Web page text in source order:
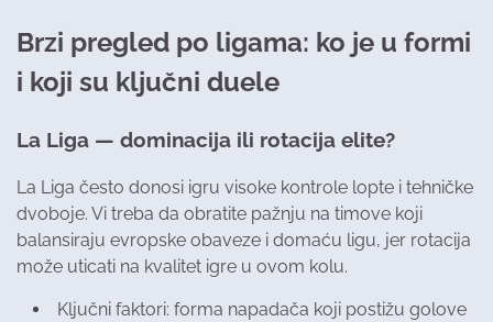
Brzi pregled po ligama: ko je u formi
i koji su ključni duele
La Liga — dominacija ili rotacija elite?
La Liga često donosi igru visoke kontrole lopte i tehničke
dvoboje. Vi treba da obratite pažnju na timove koji
balansiraju evropske obaveze i domaću ligu, jer rotacija
može uticati na kvalitet igre u ovom kolu.
Ključni faktori: forma napadača koji postižu golove